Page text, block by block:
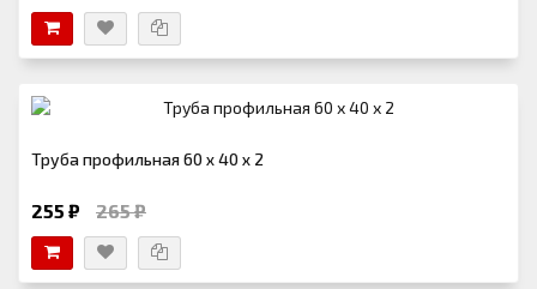
Труба профильная 60 х 40 х 2
255 ₽ 265 ₽